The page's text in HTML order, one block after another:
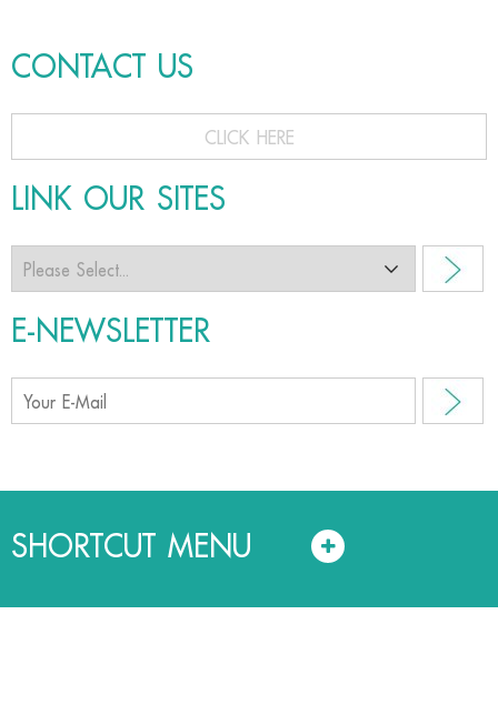
CONTACT US
CLICK HERE
LINK OUR SITES
E-NEWSLETTER
SHORTCUT MENU